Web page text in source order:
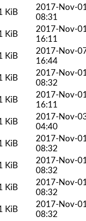
KiB
2017-Nov-
08:31
KiB
2017-Nov-
16:11
KiB
2017-Nov-
16:44
KiB
2017-Nov-
08:32
KiB
2017-Nov-
16:11
KiB
2017-Nov-
04:40
KiB
2017-Nov-
08:32
KiB
2017-Nov-
08:32
KiB
2017-Nov-
08:32
KiB
2017-Nov-
08:32